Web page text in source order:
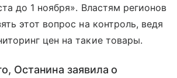
до 1 ноября». Властям регионов
этот вопрос на контроль, ведя
цен на такие товары.
Останина заявила о